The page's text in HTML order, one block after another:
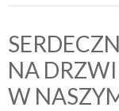
NA
W